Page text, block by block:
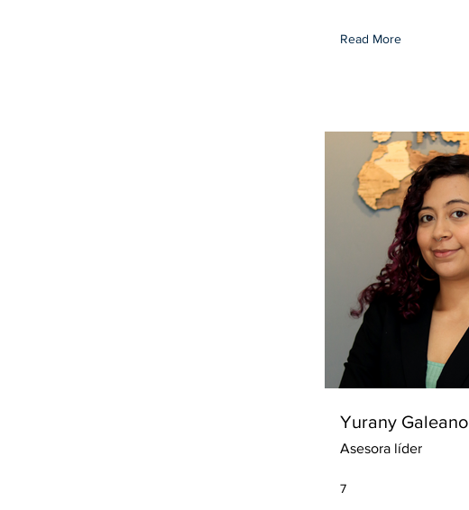
Read More
Yurany Galeano
Asesora líder
7